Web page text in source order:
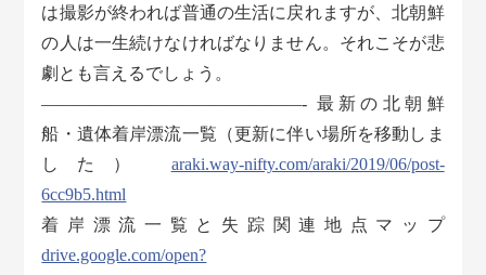
は撮影が終われば普通の生活に戻れますが、北朝鮮
の人は一生続けなければなりません。それこそが悲
劇とも言えるでしょう。
———————————————- 最新の北朝鮮
船・遺体着岸漂流一覧（更新に伴い場所を移動しま
した） araki.way-nifty.com/araki/2019/06/post-
6cc9b5.html
着岸漂流一覧と失踪関連地点マップ
drive.google.com/open?